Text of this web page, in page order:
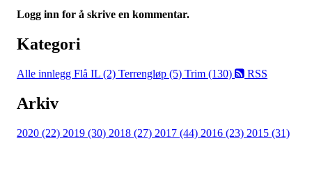
Logg inn for å skrive en kommentar.
Kategori
Alle innlegg Flå IL (2) Terrengløp (5) Trim (130) RSS
Arkiv
2020 (22) 2019 (30) 2018 (27) 2017 (44) 2016 (23) 2015 (31)